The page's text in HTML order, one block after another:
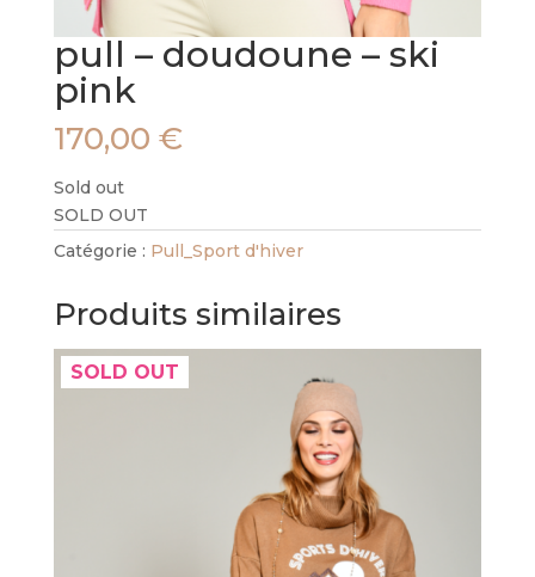
pull – doudoune – ski
pink
170,00 €
Sold out
SOLD OUT
Catégorie : Pull_Sport d'hiver
Produits similaires
SOLD OUT